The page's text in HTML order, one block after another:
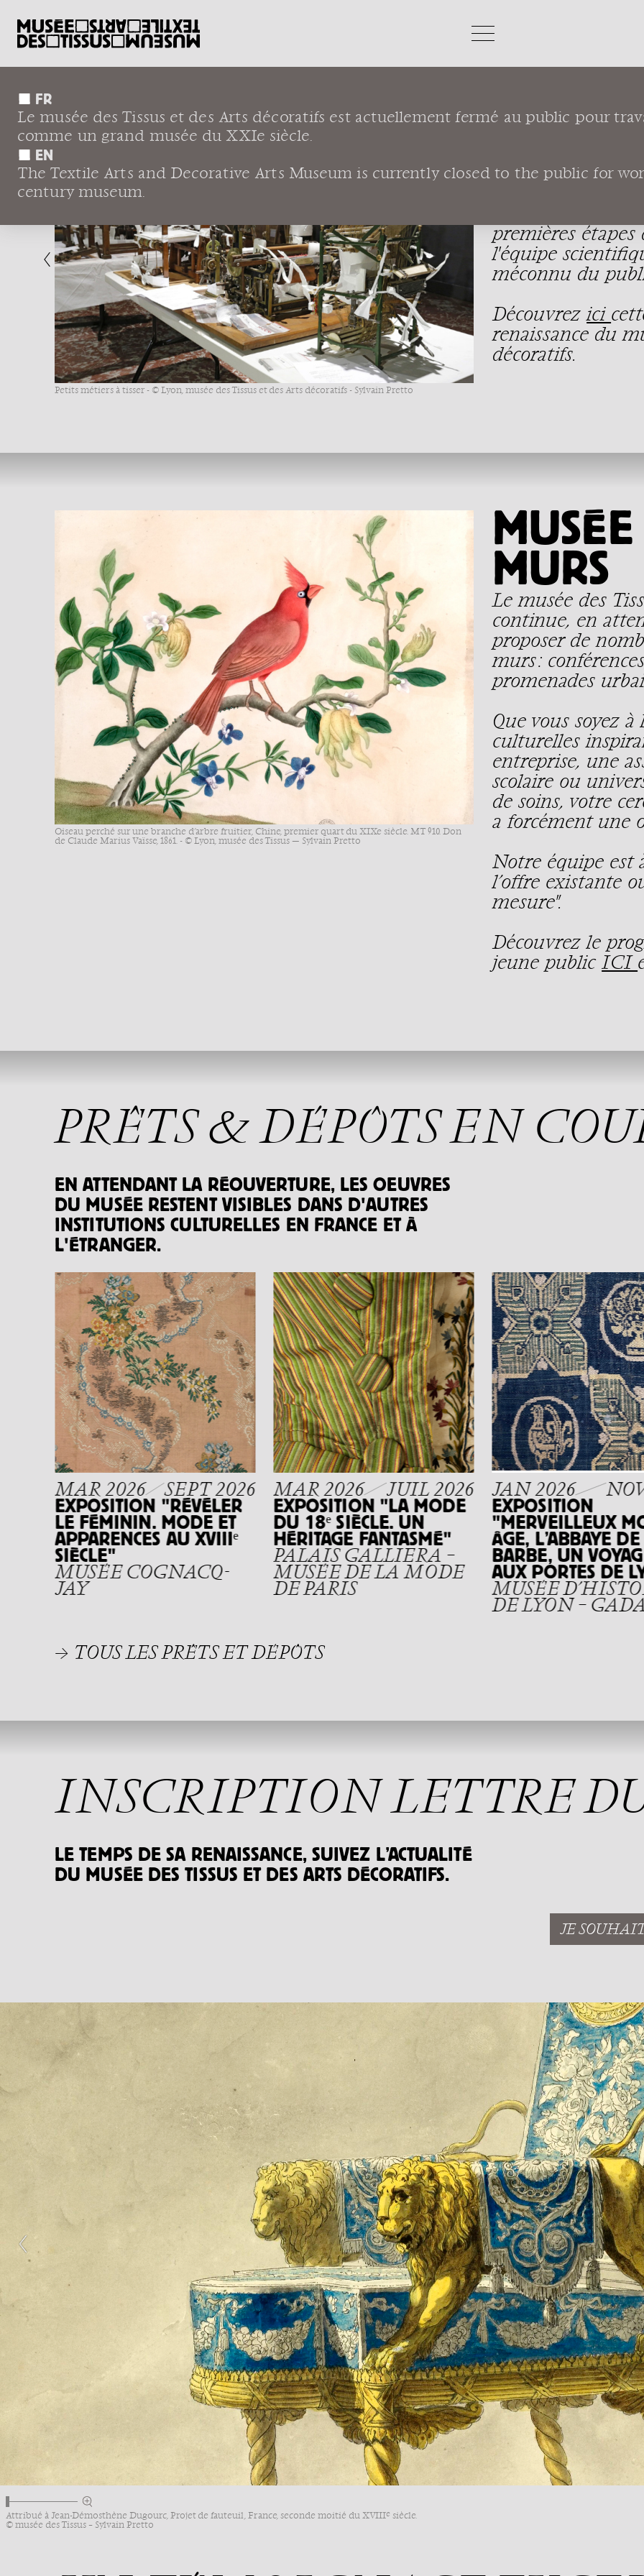
FR
Le musée des Tissus et des Arts décoratifs est actuellement fermé au public pour
comme un grand musée du XXIe siècle.
EN
The Textile Arts and Decorative Arts Museum is currently closed to the public for
century museum.
Petits métiers à tisser - © Lyon, musée des Tissus et des Arts décoratifs - Sylvain Pretto
premières
l'équipe
méconnu du
Découvrezici
renaissance du
décoratifs.
Oiseau perché sur une branche d’arbre fruitier, Chine, premier quart du XIXe siècle. MT 910. Don
de Claude Marius Vaïsse, 1861. - © Lyon, musée des Tissus — Sylvain Pretto
MURS
Le musée des
continue, en
proposer de
murs :
promenades
Que vous soyez
culturelles
entreprise, une
scolaire ou
de soins, votre
a forcément une
Notre équipe est
l’offre existante
mesure".
Découvrez le
jeune publicICI
PRÊTS & DÉPÔTS EN
EN ATTENDANT LA RÉOUVERTURE, LES OEUVRES
DU MUSÉE RESTENT VISIBLES DANS D'AUTRES
INSTITUTIONS CULTURELLES EN FRANCE ET À
L'ÉTRANGER.
MAR 2026 SEPT 2026
EXPOSITION "RÉVÉLER
LE FÉMININ. MODE ET
APPARENCES AU XVIIIᵉ
SIÈCLE"
MUSÉE COGNACQ-
JAY
MAR 2026 JUIL 2026
EXPOSITION "LA MODE
DU 18ᵉ SIÈCLE. UN
HÉRITAGE FANTASMÉ"
PALAIS GALLIERA –
MUSÉE DE LA MODE
DE PARIS
JAN 2026
EXPOSITION
"MERVEILLEUX
ÂGE, L’ABBAYE DE
BARBE, UN
AUX PORTES DE
MUSÉE
DE LYON –
→ TOUS LES PRÊTS ET DÉPÔTS
INSCRIPTION LETTRE
LE TEMPS DE SA RENAISSANCE, SUIVEZ L’ACTUALITÉ
DU MUSÉE DES TISSUS ET DES ARTS DÉCORATIFS.
JE
Attribué à Jean-Démosthène Dugourc, Projet de fauteuil, France, seconde moitié du XVIIIe siècle.
© musée des Tissus – Sylvain Pretto